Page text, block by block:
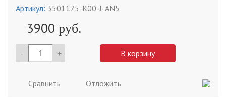
Артикул: 3501175-K00-J-AN5
3900 руб.
- + В корзину
Сравнить Отложить